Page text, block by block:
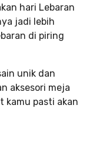
hari Lebaran
jadi lebih
di piring
unik dan
aksesori meja
kamu pasti akan